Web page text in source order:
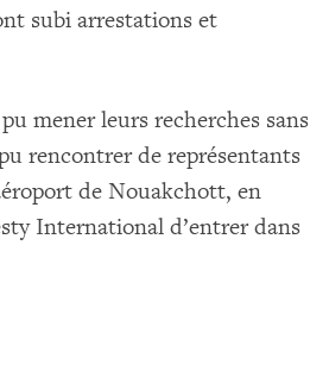
subi arrestations et
mener leurs recherches sans
rencontrer de représentants
de Nouakchott, en
International d’entrer dans